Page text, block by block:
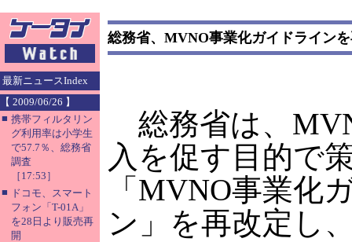
最新ニュースIndex
【 2009/06/26 】
■ 携帯フィルタリン
グ利用率は小学生
で57.7％、総務省
調査
［17:53］
■ ドコモ、スマート
フォン「T-01A」
を28日より販売再
開
総務省、MVNO事業化ガイドライン
総務省は、
入を促す目的で
「MVNO事業化
ン」を再改定し